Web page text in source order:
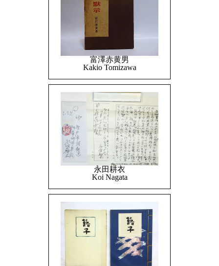
富澤赤黄男
Kakio Tomizawa
永田耕衣
Koi Nagata